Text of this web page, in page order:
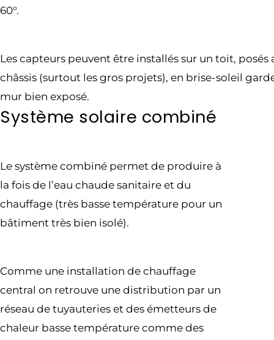
60°.
Les capteurs peuvent être installés sur un toit, posés
châssis (surtout les gros projets), en brise-soleil
mur bien exposé.
Système solaire combiné
Le système combiné permet de produire à
la fois de l’eau chaude sanitaire et du
chauffage (très basse température pour un
bâtiment très bien isolé).
Comme une installation de chauffage
central on retrouve une distribution par un
réseau de tuyauteries et des émetteurs de
chaleur basse température comme des